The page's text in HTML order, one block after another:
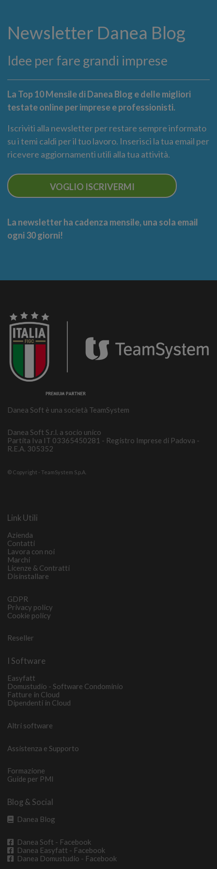
Newsletter Danea Blog
Idee per fare grandi imprese
La Top 10 Mensile di Danea Blog e delle migliori
testate online per imprese e professionisti.
Iscriviti alla newsletter per restare sempre informato
su i temi caldi per il tuo lavoro. Inserisci la tua email per
ricevere aggiornamenti utili alla tua attività.
VOGLIO ISCRIVERMI
La newsletter ha cadenza mensile, una sola email
ogni 30 giorni!
Danea Soft è una società TeamSystem
Danea Soft S.r.l. a socio unico
Partita Iva IT 03365450281 - Registro Imprese di Padova -
R.E.A. 305352
© Copyright - TeamSystem S.p.A.
Link Utili
Azienda
Contatti
Lavora con noi
Marchi
Licenze & Contratti
Disinstallare
GDPR
Privacy policy
Cookie policy
Reseller
I Software
Easyfatt
Domustudio - Software Condominio
Fatture in Cloud
Dipendenti in Cloud
Altri software
Assistenza e Supporto
Formazione
Guide per PMI
Blog & Social
Danea Blog
Danea Soft - Facebook
Danea Easyfatt - Facebook
Danea Domustudio - Facebook